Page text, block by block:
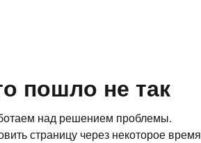
пошло не так
над решением проблемы.
страницу через некоторое время